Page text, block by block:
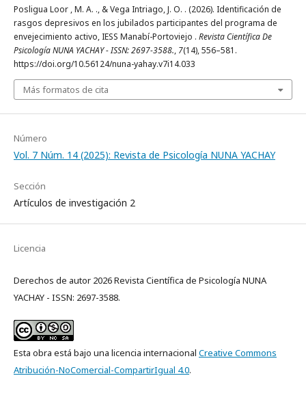
Posligua Loor , M. A. ., & Vega Intriago, J. O. . (2026). Identificación de
rasgos depresivos en los jubilados participantes del programa de
envejecimiento activo, IESS Manabí-Portoviejo . Revista Científica De
Psicología NUNA YACHAY - ISSN: 2697-3588., 7(14), 556–581.
https://doi.org/10.56124/nuna-yahay.v7i14.033
Más formatos de cita
Número
Vol. 7 Núm. 14 (2025): Revista de Psicología NUNA YACHAY
Sección
Artículos de investigación 2
Licencia
Derechos de autor 2026 Revista Científica de Psicología NUNA
YACHAY - ISSN: 2697-3588.
Esta obra está bajo una licencia internacional Creative Commons
Atribución-NoComercial-CompartirIgual 4.0.